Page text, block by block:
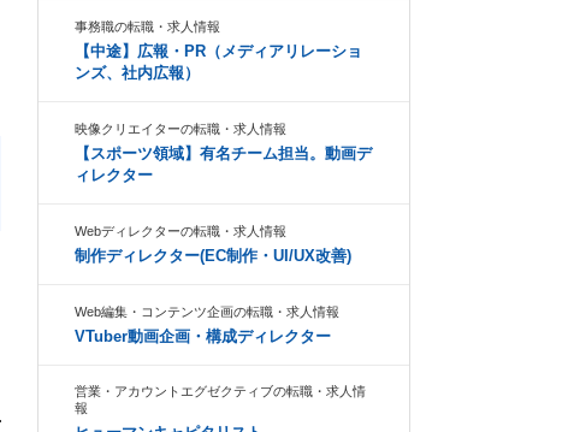
事務職の転職・求人情報
【中途】広報・PR（メディアリレーショ
ンズ、社内広報）
映像クリエイターの転職・求人情報
【スポーツ領域】有名チーム担当。動画デ
ィレクター
Webディレクターの転職・求人情報
制作ディレクター(EC制作・UI/UX改善)
Web編集・コンテンツ企画の転職・求人情報
VTuber動画企画・構成ディレクター
営業・アカウントエグゼクティブの転職・求人情
報